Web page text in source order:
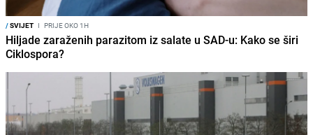
/SVIJET I PRIJE OKO 1H
Hiljade zaraženih parazitom iz salate u SAD-u: Kako se širi
Ciklospora?